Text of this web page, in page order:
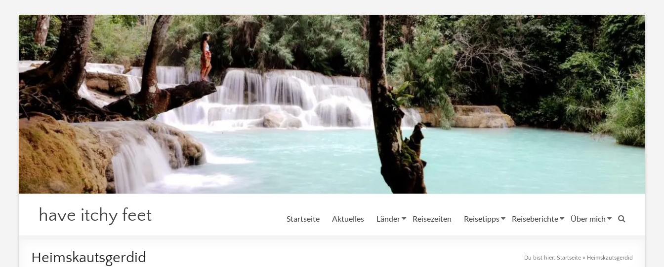
Zum
Inhalt
springen
have itchy feet Startseite Aktuelles Länder Reisezeiten Reisetipps Reiseberichte Über mich
Heimskautsgerdid Du bist hier: Startseite » Heimskautsgerdid